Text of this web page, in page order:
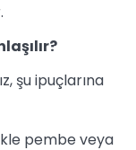
şu ipuçlarına
pembe veya